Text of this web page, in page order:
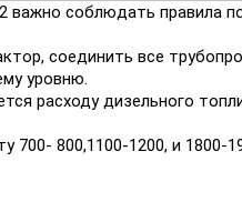
соблюдать правила
соединить все
уровню.
расходу дизельного
700- 800,1100-1200, и 1800-